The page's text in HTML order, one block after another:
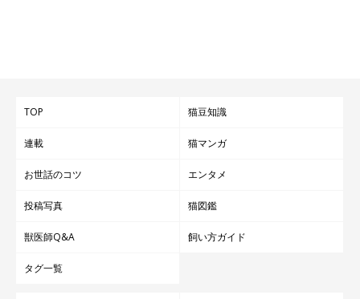
TOP 猫豆知識
連載 猫マンガ
お世話のコツ エンタメ
投稿写真 猫図鑑
獣医師Q&A 飼い方ガイド
タグ一覧